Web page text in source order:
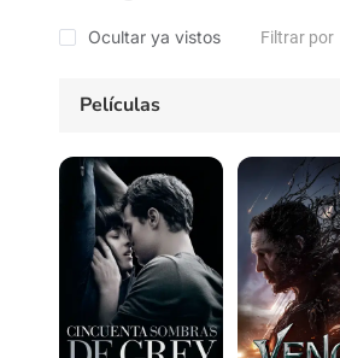
Ocultar ya vistos Filtrar por
Películas